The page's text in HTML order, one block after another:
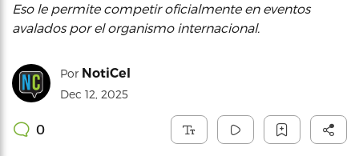
Eso le permite competir oficialmente en eventos
avalados por el organismo internacional.
Por NotiCel
Dec 12, 2025
0